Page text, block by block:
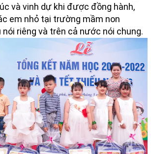
và vinh dự khi được đồng hành,
em nhỏ tại trường mầm non
nói riêng và trên cả nước nói chung.